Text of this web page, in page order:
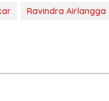
Ravindra Airlangga